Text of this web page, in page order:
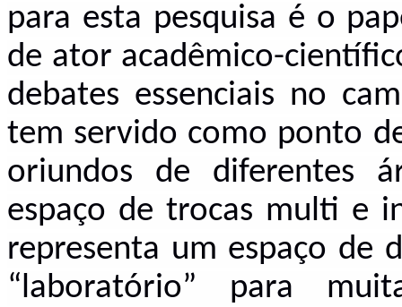
para esta pesquisa é o
de ator acadêmico-
debates essenciais no
tem servido como ponto
oriundos de diferentes
espaço de trocas multi e
representa um espaço de
“laboratório” para